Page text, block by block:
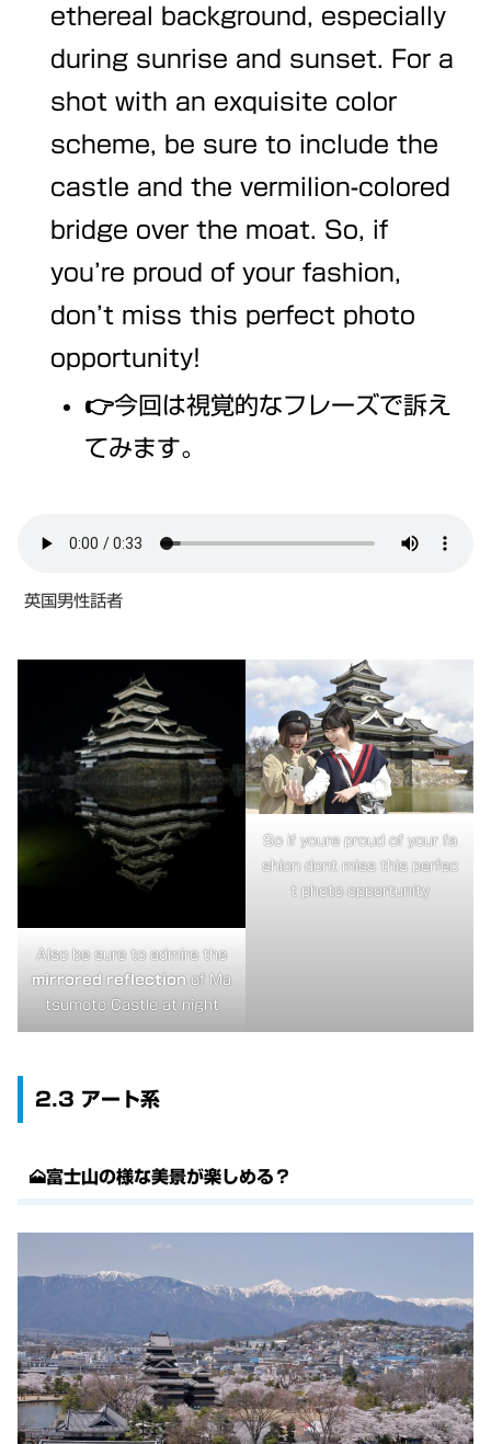
ethereal background, especially
during sunrise and sunset. For a
shot with an exquisite color
scheme, be sure to include the
castle and the vermilion-colored
bridge over the moat. So, if
you’re proud of your fashion,
don’t miss this perfect photo
opportunity!
👉今回は視覚的なフレーズで訴え
てみます。
英国男性話者
Also be sure to admire the
mirrored reflection of Ma
tsumoto Castle at night
So if youre proud of your fa
shion dont miss this perfec
t photo opportunity
2.3 アート系
🗻富士山の様な美景が楽しめる？